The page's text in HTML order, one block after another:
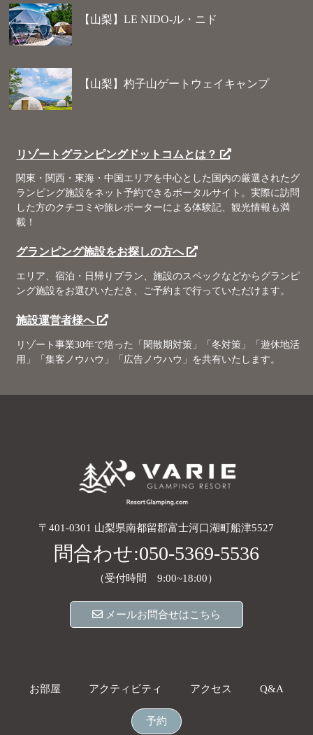
【山梨】LE NIDO-ル・ニド
【山梨】杓子山ゲートウェイキャンプ
リゾートグランピングドットコムとは？
関東・関西・東海・中国エリアを中心とした国内の厳選されたグ
ランピング施設をネット予約できるポータルサイト。実際に訪問
した方のクチコミや旅レポーターによる体験記、観光情報も満
載！
グランピング施設をお探しの方へ
エリア、宿泊・日帰りプラン、施設のスペックなどからグランピ
ング施設をお選びいただき、ご予約まで行っていただけます。
施設運営者様へ
リゾート事業30年で培った「閑散期対策」「冬対策」「遊休地活
用」「集客ノウハウ」「広告ノウハウ」を共有いたします。
〒401-0301 山梨県南都留郡富士河口湖町船津5527
問合わせ:050-5369-5536
（受付時間 9:00~18:00）
メールお問合せはこちら
お部屋 アクティビティ アクセス Q&A
予約